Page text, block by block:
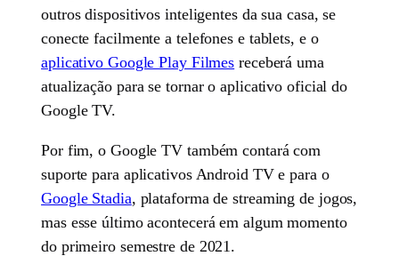
outros dispositivos inteligentes da sua casa, se
conecte facilmente a telefones e tablets, e o
aplicativo Google Play Filmes receberá uma
atualização para se tornar o aplicativo oficial do
Google TV.
Por fim, o Google TV também contará com
suporte para aplicativos Android TV e para o
Google Stadia, plataforma de streaming de jogos,
mas esse último acontecerá em algum momento
do primeiro semestre de 2021.